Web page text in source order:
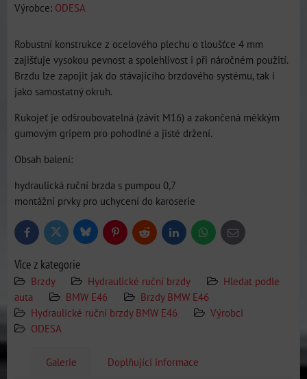
Výrobce: ODESA
Robustní konstrukce z ocelového plechu o tloušťce 4 mm
zajišťuje vysokou pevnost a spolehlivost i při náročném použití.
Brzdu lze zapojit jak do stávajícího brzdového systému, tak i
jako samostatný okruh.
Rukojeť je odšroubovatelná (závit M16) a zakončená měkkým
gumovým gripem pro pohodlné a jisté držení.
Obsah balení:
hydraulická ruční brzda s pumpou 0,7
montážní prvky pro uchycení do karoserie
FacebookTwitter BlueskyPinterestReddit LinkedInWhatsApp
E-
mail
Více z kategorie
Brzdy Hydraulické ruční brzdy
Hledat podle
auta
BMW E46
Brzdy BMW E46
Hydraulické ruční brzdy BMW E46
Výrobci
ODESA
Galerie Doplňující informace